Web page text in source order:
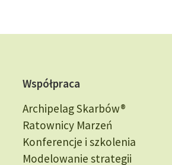
Współpraca
Archipelag Skarbów®
Ratownicy Marzeń
Konferencje i szkolenia
Modelowanie strategii